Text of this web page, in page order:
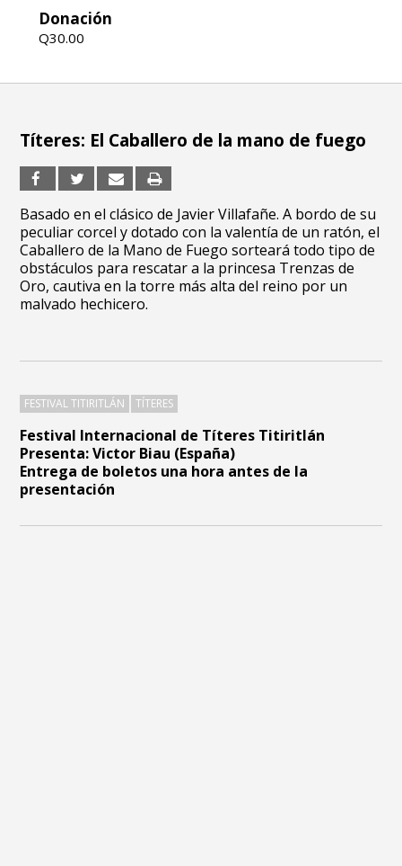
Donación
Q30.00
Festival Internacional de Títeres Titiritlán
Presenta: Victor Biau (España)
Entrega de boletos una hora antes de la
presentación
Títeres: El Caballero de la mano de fuego
Basado en el clásico de Javier Villafañe. A bordo de su
peculiar corcel y dotado con la valentía de un ratón, el
Caballero de la Mano de Fuego sorteará todo tipo de
obstáculos para rescatar a la princesa Trenzas de
Oro, cautiva en la torre más alta del reino por un
malvado hechicero.
FESTIVAL TITIRITLÁN TÍTERES